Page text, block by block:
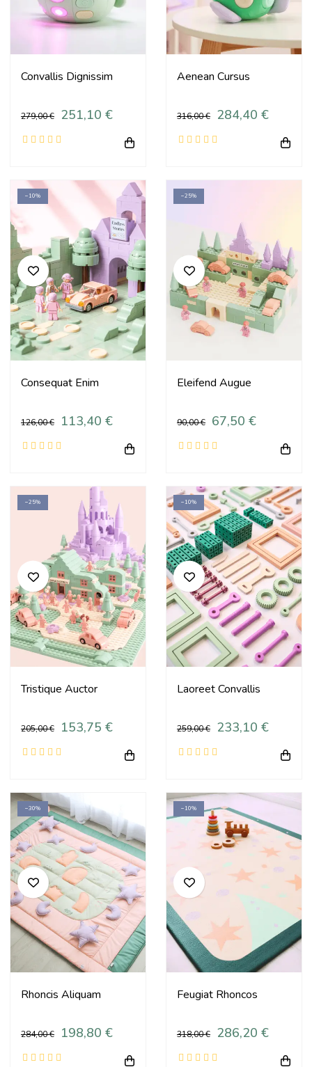
Convallis Dignissim
279,00 € 251,10 €
Aenean Cursus
316,00 € 284,40 €
−10%
Consequat Enim
126,00 € 113,40 €
−25%
Eleifend Augue
90,00 € 67,50 €
−25%
Tristique Auctor
205,00 € 153,75 €
−10%
Laoreet Convallis
259,00 € 233,10 €
−30%
Rhoncis Aliquam
284,00 € 198,80 €
−10%
Feugiat Rhoncos
318,00 € 286,20 €